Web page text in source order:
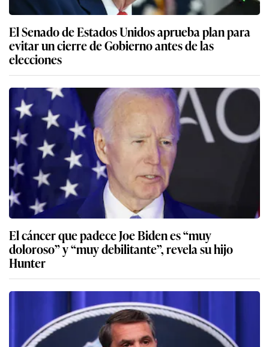
El Senado de Estados Unidos aprueba plan para
evitar un cierre de Gobierno antes de las
elecciones
El cáncer que padece Joe Biden es “muy
doloroso” y “muy debilitante”, revela su hijo
Hunter